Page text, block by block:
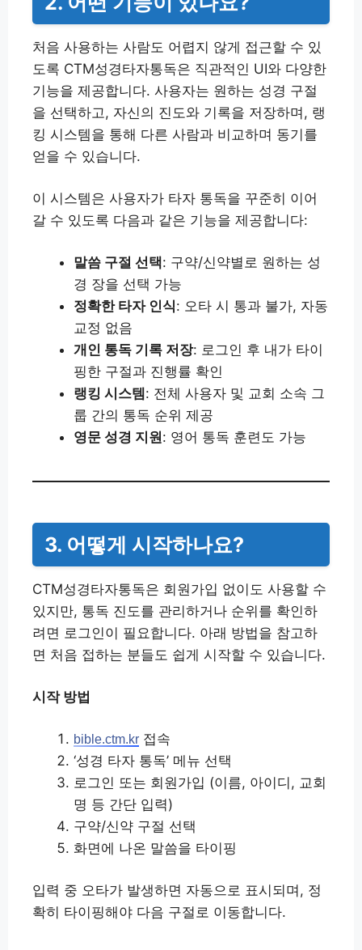
처음 사용하는 사람도 어렵지 않게 접근할 수 있
도록 CTM성경타자통독은 직관적인 UI와 다양한
기능을 제공합니다. 사용자는 원하는 성경 구절
을 선택하고, 자신의 진도와 기록을 저장하며, 랭
킹 시스템을 통해 다른 사람과 비교하며 동기를
얻을 수 있습니다.
이 시스템은 사용자가 타자 통독을 꾸준히 이어
갈 수 있도록 다음과 같은 기능을 제공합니다:
말씀 구절 선택: 구약/신약별로 원하는 성
경 장을 선택 가능
정확한 타자 인식: 오타 시 통과 불가, 자동
교정 없음
개인 통독 기록 저장: 로그인 후 내가 타이
핑한 구절과 진행률 확인
랭킹 시스템: 전체 사용자 및 교회 소속 그
룹 간의 통독 순위 제공
영문 성경 지원: 영어 통독 훈련도 가능
3. 어떻게 시작하나요?
CTM성경타자통독은 회원가입 없이도 사용할 수
있지만, 통독 진도를 관리하거나 순위를 확인하
려면 로그인이 필요합니다. 아래 방법을 참고하
면 처음 접하는 분들도 쉽게 시작할 수 있습니다.
시작 방법
bible.ctm.kr 접속
‘성경 타자 통독’ 메뉴 선택
로그인 또는 회원가입 (이름, 아이디, 교회
명 등 간단 입력)
구약/신약 구절 선택
화면에 나온 말씀을 타이핑
입력 중 오타가 발생하면 자동으로 표시되며, 정
확히 타이핑해야 다음 구절로 이동합니다.